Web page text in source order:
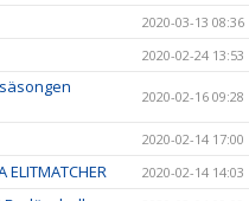
2020-03-13 08:36
2020-02-24 13:53
2020-02-16 09:28
2020-02-14 17:00
ELITMATCHER 2020-02-14 14:03